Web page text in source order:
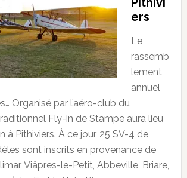
ers
Le
rassemb
lement
annuel
Organisé par l’aéro-club du
Fly-in de Stampe aura lieu
à Pithiviers. À ce jour, 25 SV-4 de
sont inscrits en provenance de
Viâpres-le-Petit, Abbeville, Briare,